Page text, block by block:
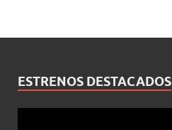
ESTRENOS DESTACADOS